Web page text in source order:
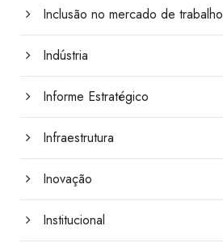
Inclusão no mercado de trabalho
Indústria
Informe Estratégico
Infraestrutura
Inovação
Institucional